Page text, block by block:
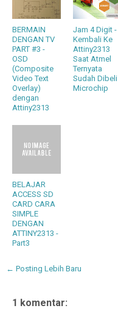
BERMAIN
DENGAN TV
PART #3 -
OSD
(Composite
Video Text
Overlay)
dengan
Attiny2313
Jam 4 Digit -
Kembali Ke
Attiny2313
Saat Atmel
Ternyata
Sudah Dibeli
Microchip
BELAJAR
ACCESS SD
CARD CARA
SIMPLE
DENGAN
ATTINY2313 -
Part3
← Posting Lebih Baru
1 komentar: